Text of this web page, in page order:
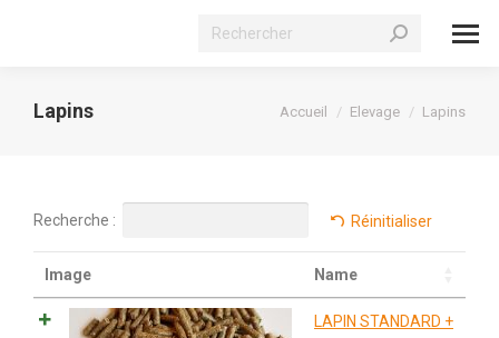
Recherche
Lapins Vous êtes ici :
Accueil Elevage Lapins
Recherche : Réinitialiser
Image Name
LAPIN STANDARD +